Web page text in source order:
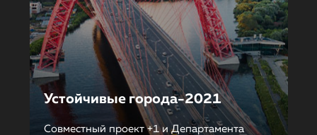
Устойчивые города-2021
Совместный проект +1 и Департамента